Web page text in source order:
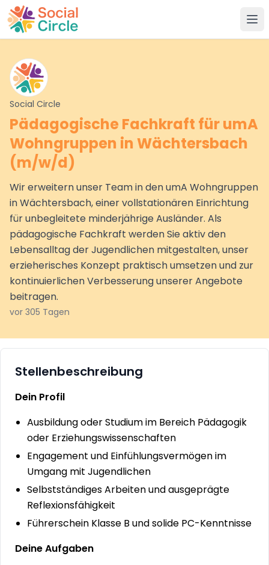
Social Circle
Social Circle
Pädagogische Fachkraft für umA
Wohngruppen in Wächtersbach
(m/w/d)
Wir erweitern unser Team in den umA Wohngruppen
in Wächtersbach, einer vollstationären Einrichtung
für unbegleitete minderjährige Ausländer. Als
pädagogische Fachkraft werden Sie aktiv den
Lebensalltag der Jugendlichen mitgestalten, unser
erzieherisches Konzept praktisch umsetzen und zur
kontinuierlichen Verbesserung unserer Angebote
beitragen.
vor 305 Tagen
Stellenbeschreibung
Dein Profil
Ausbildung oder Studium im Bereich Pädagogik
oder Erziehungswissenschaften
Engagement und Einfühlungsvermögen im
Umgang mit Jugendlichen
Selbstständiges Arbeiten und ausgeprägte
Reflexionsfähigkeit
Führerschein Klasse B und solide PC-Kenntnisse
Deine Aufgaben